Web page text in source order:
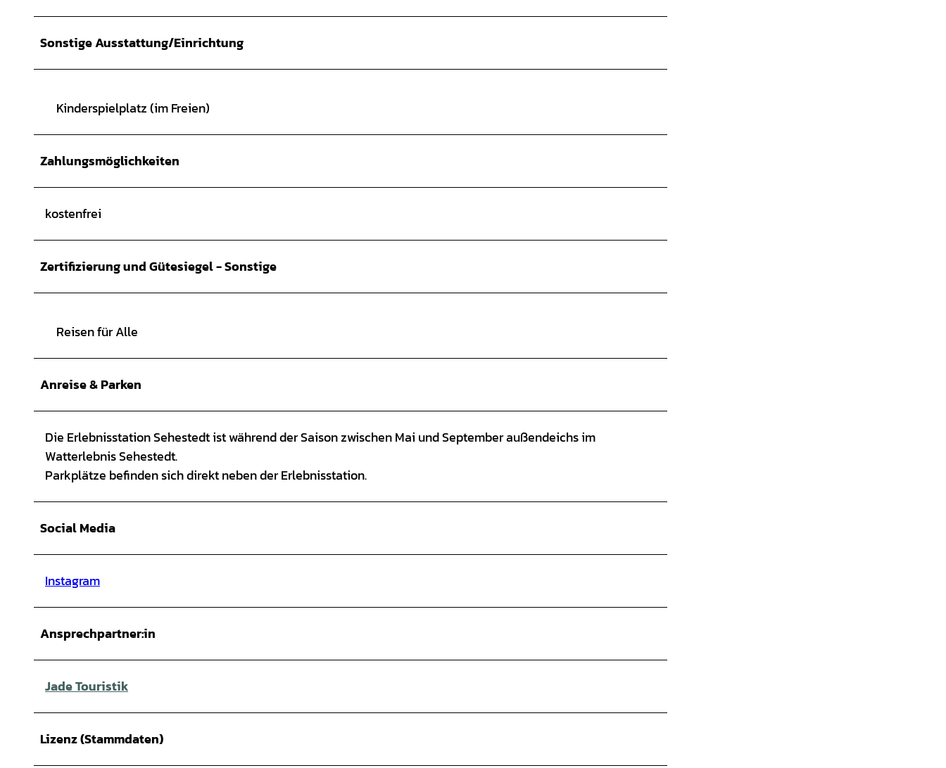
Sonstige Ausstattung/Einrichtung
Kinderspielplatz (im Freien)
Zahlungsmöglichkeiten
kostenfrei
Zertifizierung und Gütesiegel - Sonstige
Reisen für Alle
Anreise & Parken
Die Erlebnisstation Sehestedt ist während der Saison zwischen Mai und September außendeichs im
Watterlebnis Sehestedt.
Parkplätze befinden sich direkt neben der Erlebnisstation.
Social Media
Instagram
Ansprechpartner:in
Jade Touristik
Lizenz (Stammdaten)